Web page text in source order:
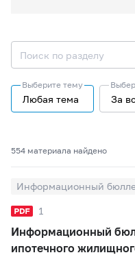
Выберите тему
Любая тема За
554 материалa найдено
1
Информационный
ипотечного